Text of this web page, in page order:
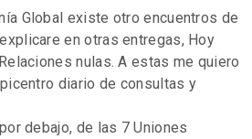
Global existe otro encuentros de
en otras entregas, Hoy
nulas. A estas me quiero
diario de consultas y
debajo, de las 7 Uniones